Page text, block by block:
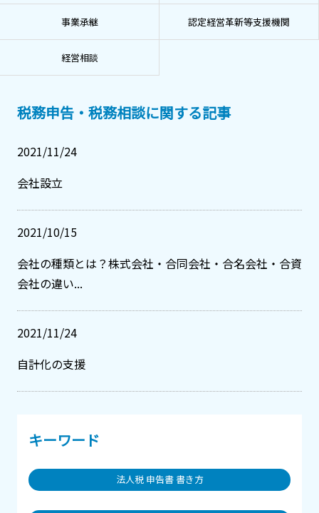
事業承継 認定経営革新等支援機関
経営相談
税務申告・税務相談に関する記事
2021/11/24
会社設立
2021/10/15
会社の種類とは？株式会社・合同会社・合名会社・合資
会社の違い...
2021/11/24
自計化の支援
キーワード
法人税 申告書 書き方